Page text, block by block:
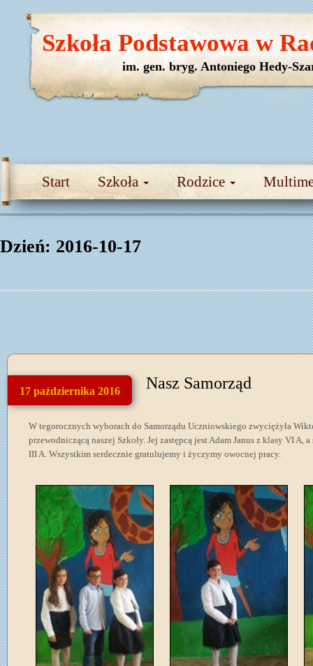
Start Szkoła Rodzice
Szkoła Podstawowa w
im. gen. bryg. Antoniego Hedy-
Dzień:2016-10-17
17 października 2016 Nasz Samorząd
W tegorocznych wyborach do Samorządu Uczniowskiego zwyciężyła
przewodniczącą naszej Szkoły. Jej zastępcą jest Adam Janus z klasy VI A,
III A. Wszystkim serdecznie gratulujemy i życzymy owocnej pracy.